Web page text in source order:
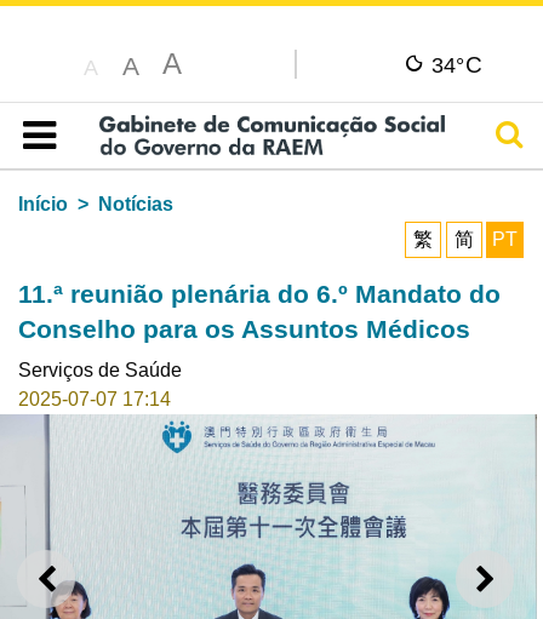
A A A 34°C
Índice
Início
Notícias
繁
简 PT
11.ª reunião plenária do 6.º Mandato do
Conselho para os Assuntos Médicos
Serviços de Saúde
2025-07-07 17:14
ANTERIOR